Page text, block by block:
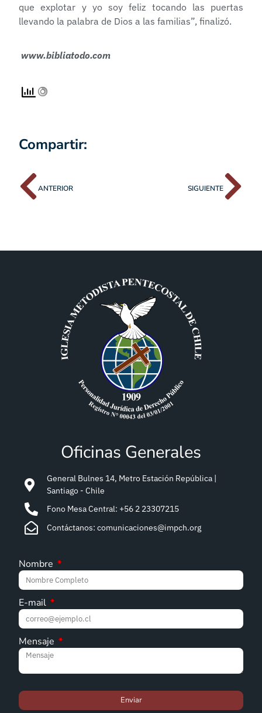
que explotar y yo soy feliz tocando las puertas
llevando la palabra de Dios a las familias”, finalizó.
www.bibliatodo.com
Compartir:
ANTERIOR SIGUIENTE
Oficinas Generales
General Bulnes 14, Metro Estación República |
Santiago - Chile
Fono Mesa Central: +56 2 23307215
Contáctanos: comunicaciones@impch.org
Nombre
E-mail
Mensaje
Enviar